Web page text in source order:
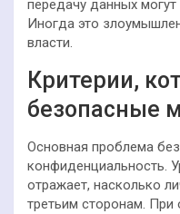
передачу данных могут
Иногда это
власти.
Критерии,
безопасные
Основная проблема
конфиденциальность.
отражает, насколько
третьим сторонам. При